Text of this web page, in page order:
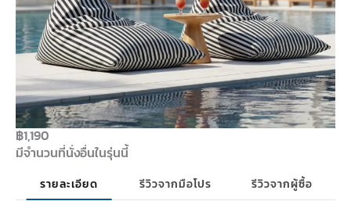
฿1,190
มีจำนวนที่นั่งอื่นในรุ่นนี้
รายละเอียด รีวิวจากมือโปร รีวิวจากผู้ซื้อ